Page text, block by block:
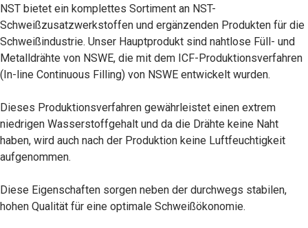
NST bietet ein komplettes Sortiment an NST-
Schweißzusatzwerkstoffen und ergänzenden Produkten für die
Schweißindustrie. Unser Hauptprodukt sind nahtlose Füll- und
Metalldrähte von NSWE, die mit dem ICF-Produktionsverfahren
(In-line Continuous Filling) von NSWE entwickelt wurden.
Dieses Produktionsverfahren gewährleistet einen extrem
niedrigen Wasserstoffgehalt und da die Drähte keine Naht
haben, wird auch nach der Produktion keine Luftfeuchtigkeit
aufgenommen.
Diese Eigenschaften sorgen neben der durchwegs stabilen,
hohen Qualität für eine optimale Schweißökonomie.